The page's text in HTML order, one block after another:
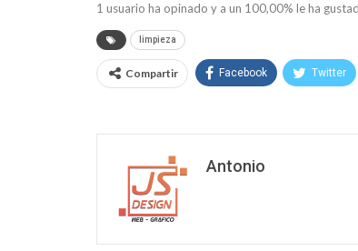
1 usuario ha opinado y a un 100,00% le ha
limpieza
Compartir Facebook Twitter
Antonio